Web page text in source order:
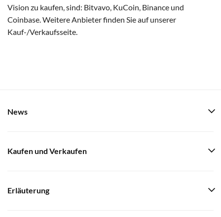
Vision zu kaufen, sind: Bitvavo, KuCoin, Binance und
Coinbase. Weitere Anbieter finden Sie auf unserer
Kauf-/Verkaufsseite.
News
Kaufen und Verkaufen
Erläuterung